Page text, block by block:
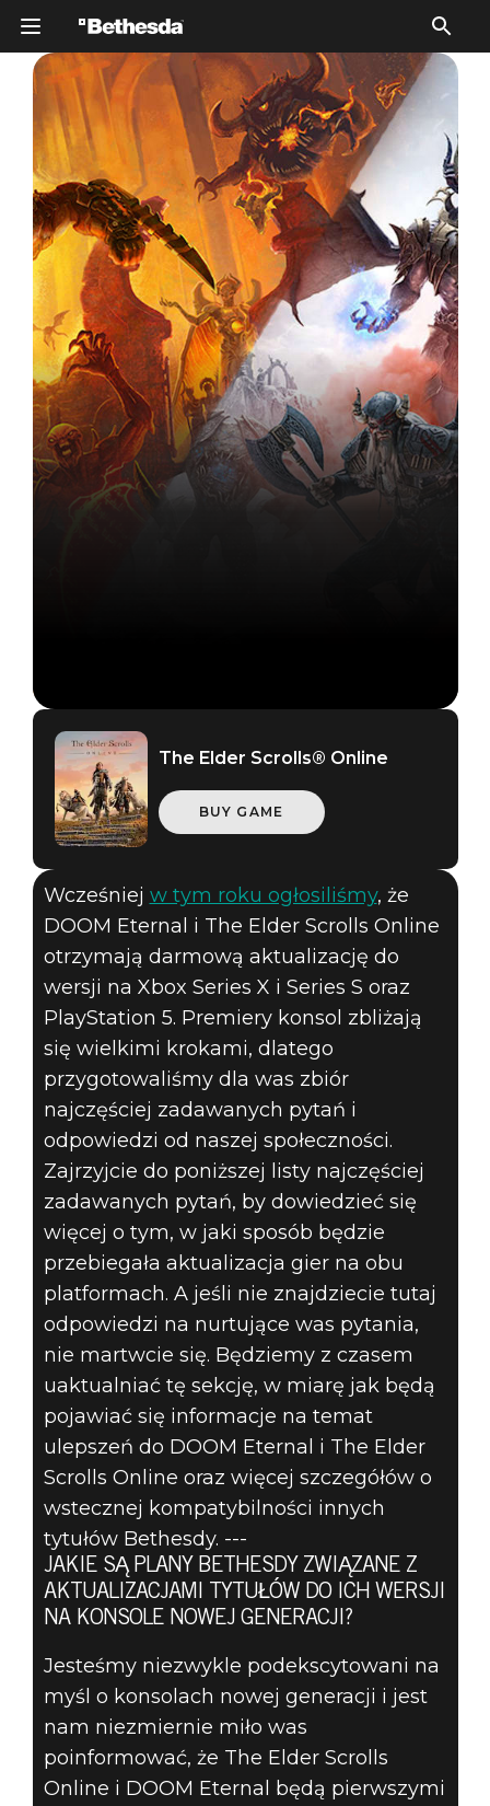
The Elder Scrolls Online
09 listopada 2020
AKTUALIZACJA
DOOM ETERNAL
I THE ELDER
SCROLLS
ONLINE DO
WERSJI NA
KONSOLE
NOWEJ
GENERACJI
The Elder Scrolls® Online
BUY GAME
Wcześniej w tym roku ogłosiliśmy, że
DOOM Eternal i The Elder Scrolls Online
otrzymają darmową aktualizację do
wersji na Xbox Series X i Series S oraz
PlayStation 5. Premiery konsol zbliżają
się wielkimi krokami, dlatego
przygotowaliśmy dla was zbiór
najczęściej zadawanych pytań i
odpowiedzi od naszej społeczności.
Zajrzyjcie do poniższej listy najczęściej
zadawanych pytań, by dowiedzieć się
więcej o tym, w jaki sposób będzie
przebiegała aktualizacja gier na obu
platformach. A jeśli nie znajdziecie tutaj
odpowiedzi na nurtujące was pytania,
nie martwcie się. Będziemy z czasem
uaktualniać tę sekcję, w miarę jak będą
pojawiać się informacje na temat
ulepszeń do DOOM Eternal i The Elder
Scrolls Online oraz więcej szczegółów o
wstecznej kompatybilności innych
tytułów Bethesdy. ---
JAKIE SĄ PLANY BETHESDY ZWIĄZANE Z
AKTUALIZACJAMI TYTUŁÓW DO ICH WERSJI
NA KONSOLE NOWEJ GENERACJI?
Jesteśmy niezwykle podekscytowani na
myśl o konsolach nowej generacji i jest
nam niezmiernie miło was
poinformować, że The Elder Scrolls
Online i DOOM Eternal będą pierwszymi